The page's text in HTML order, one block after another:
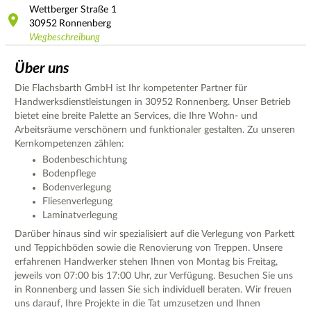
Wettberger Straße 1
30952 Ronnenberg
Wegbeschreibung
Über uns
Die Flachsbarth GmbH ist Ihr kompetenter Partner für
Handwerksdienstleistungen in 30952 Ronnenberg. Unser Betrieb
bietet eine breite Palette an Services, die Ihre Wohn- und
Arbeitsräume verschönern und funktionaler gestalten. Zu unseren
Kernkompetenzen zählen:
Bodenbeschichtung
Bodenpflege
Bodenverlegung
Fliesenverlegung
Laminatverlegung
Darüber hinaus sind wir spezialisiert auf die Verlegung von Parkett
und Teppichböden sowie die Renovierung von Treppen. Unsere
erfahrenen Handwerker stehen Ihnen von Montag bis Freitag,
jeweils von 07:00 bis 17:00 Uhr, zur Verfügung. Besuchen Sie uns
in Ronnenberg und lassen Sie sich individuell beraten. Wir freuen
uns darauf, Ihre Projekte in die Tat umzusetzen und Ihnen